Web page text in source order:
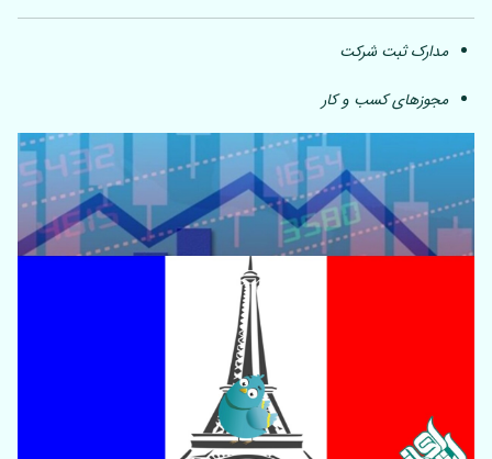
مدارک ثبت شرکت
مجوزهای کسب و کار